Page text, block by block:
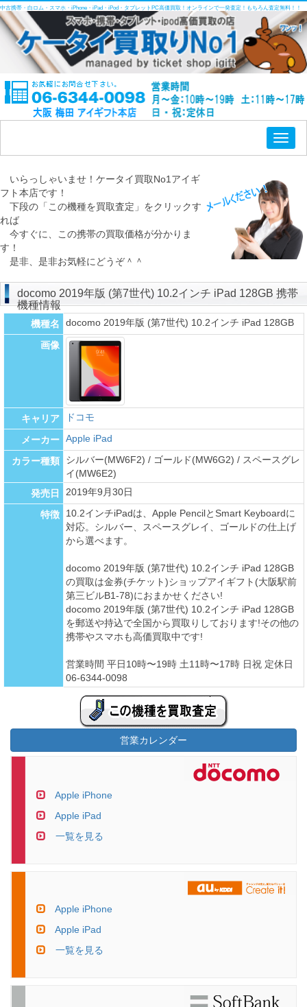
中古携帯・白ロム・スマホ・iPhone・iPad・iPod・タブレットPC高価買取！オンラインで一発査定！もちろん査定無料！！
いらっしゃいませ！ケータイ買取No1アイギ
フト本店です！
下段の「この機種を買取査定」をクリックす
れば
今すぐに、この携帯の買取価格が分かりま
す！
是非、是非お気軽にどうぞ＾＾
docomo 2019年版 (第7世代) 10.2インチ iPad 128GB 携帯
機種情報
機種名 docomo 2019年版 (第7世代) 10.2インチ iPad 128GB
画像
キャリア ドコモ
メーカー Apple iPad
カラー種類
シルバー(MW6F2) / ゴールド(MW6G2) / スペースグレ
イ(MW6E2)
発売日
2019年9月30日
特徴
10.2インチiPadは、Apple PencilとSmart Keyboardに
対応。シルバー、スペースグレイ、ゴールドの仕上げ
から選べます。
docomo 2019年版 (第7世代) 10.2インチ iPad 128GB
の買取は金券(チケット)ショップアイギフト(大阪駅前
第三ビルB1-78)におまかせください!
docomo 2019年版 (第7世代) 10.2インチ iPad 128GB
を郵送や持込で全国から買取りしております!その他の
携帯やスマホも高価買取中です!
営業時間 平日10時〜19時 土11時〜17時 日祝 定休日
06-6344-0098
営業カレンダー
Apple iPhone
Apple iPad
一覧を見る
Apple iPhone
Apple iPad
一覧を見る